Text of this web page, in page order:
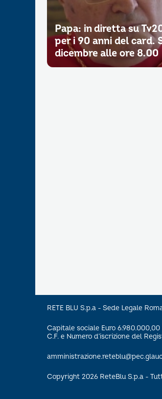
Papa: in diretta su
per i 90 anni del card.
dicembre alle ore 8.00
RETE BLU S.p.a - Sede Legale
Capitale sociale Euro 6.980.000,00
C.F. e Numero d’iscrizione del
Copyright 2026 ReteBlu S.p.a -